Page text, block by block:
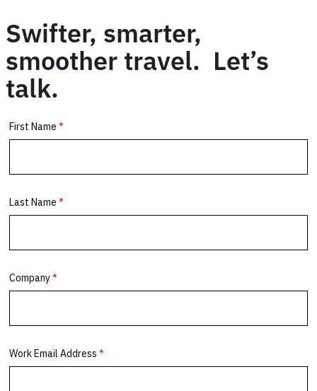
Swifter, smarter,
smoother travel. Let’s
talk.